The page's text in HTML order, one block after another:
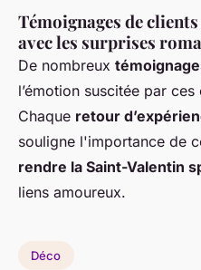
Témoignages de
avec les surprises
De nombreux
l’émotion suscitée par
Chaque retour
souligne l'importance de
rendre la Saint-Valentin
liens amoureux.
Déco